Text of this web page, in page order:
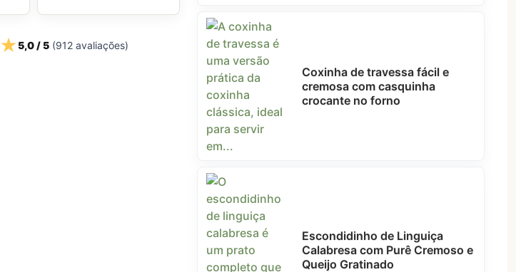
★5,0/ 5 (912 avaliações)
Coxinha de travessa fácil e
cremosa com casquinha
crocante no forno
Escondidinho de Linguiça
Calabresa com Purê Cremoso e
Queijo Gratinado